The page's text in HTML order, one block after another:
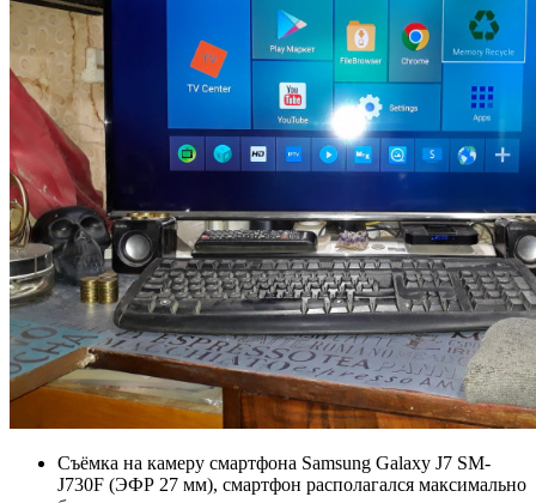
Съёмка на камеру смартфона Samsung Galaxy J7 SM-
J730F (ЭФР 27 мм), смартфон располагался максимально